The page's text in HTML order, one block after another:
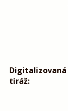
Digitalizovaná
tiráž: